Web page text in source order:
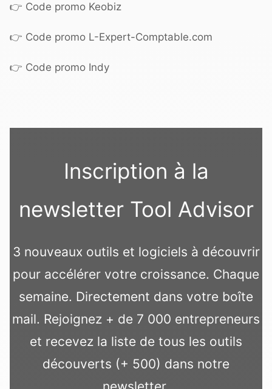
👉 Code promo Keobiz
👉 Code promo L-Expert-Comptable.com
👉 Code promo Indy
Inscription à la
newsletter Tool Advisor
3 nouveaux outils et logiciels à découvrir
pour accélérer votre croissance. Chaque
semaine. Directement dans votre boîte
mail. Rejoignez + de 7 000 entrepreneurs
et recevez la liste de tous les outils
découverts (+ 500) dans notre